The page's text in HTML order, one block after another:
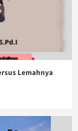
Lemahnya